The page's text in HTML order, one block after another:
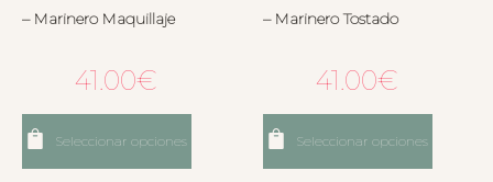
– Marinero Maquillaje
41.00€
Seleccionar opciones
– Marinero Tostado
41.00€
Seleccionar opciones